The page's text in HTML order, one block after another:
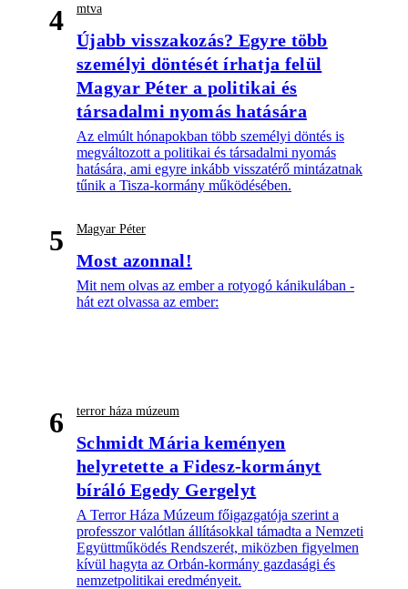
4 mtva
Újabb visszakozás? Egyre több
személyi döntését írhatja felül
Magyar Péter a politikai és
társadalmi nyomás hatására
Az elmúlt hónapokban több személyi döntés is
megváltozott a politikai és társadalmi nyomás
hatására, ami egyre inkább visszatérő mintázatnak
tűnik a Tisza-kormány működésében.
5 Magyar Péter
Most azonnal!
Mit nem olvas az ember a rotyogó kánikulában -
hát ezt olvassa az ember:
6 terror háza múzeum
Schmidt Mária keményen
helyretette a Fidesz-kormányt
bíráló Egedy Gergelyt
A Terror Háza Múzeum főigazgatója szerint a
professzor valótlan állításokkal támadta a Nemzeti
Együttműködés Rendszerét, miközben figyelmen
kívül hagyta az Orbán-kormány gazdasági és
nemzetpolitikai eredményeit.